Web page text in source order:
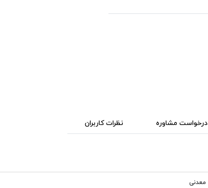
درخواست مشاوره نظرات کاربران
معدنی